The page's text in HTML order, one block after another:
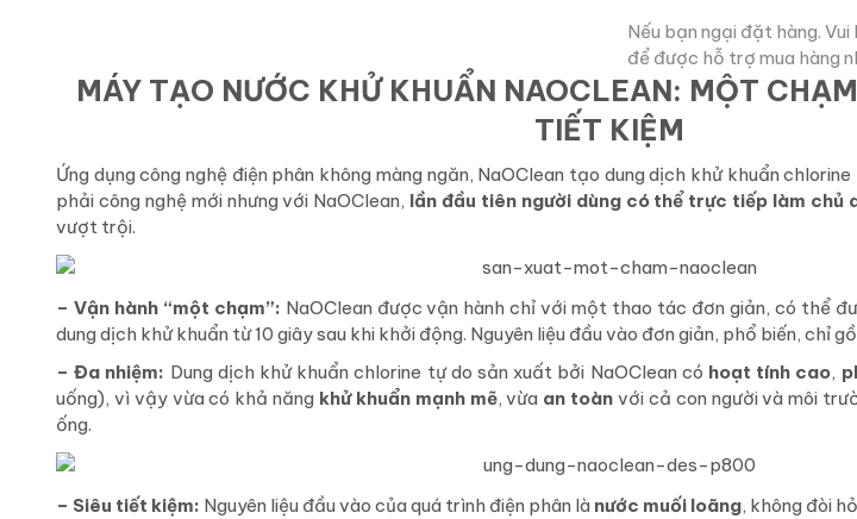
Nếu bạn ngại đặt hàng.
để được hỗ trợ mua hàng
MÁY TẠO NƯỚC KHỬ KHUẨN NAOCLEAN: MỘT
TIẾT KIỆM
Ứng dụng công nghệ điện phân không màng ngăn, NaOClean tạo dung dịch khử khuẩn
phải công nghệ mới nhưng với NaOClean, lần đầu tiên người dùng có thể trực tiếp làm chủ
vượt trội.
– Vận hành “một chạm”: NaOClean được vận hành chỉ với một thao tác đơn giản, có thể
dung dịch khử khuẩn từ 10 giây sau khi khởi động. Nguyên liệu đầu vào đơn giản, phổ biến, chỉ
– Đa nhiệm: Dung dịch khử khuẩn chlorine tự do sản xuất bởi NaOClean có hoạt tính cao,
uống), vì vậy vừa có khả năng khử khuẩn mạnh mẽ, vừa an toàn với cả con người và môi
ống.
– Siêu tiết kiệm: Nguyên liệu đầu vào của quá trình điện phân là nước muối loãng, không đòi